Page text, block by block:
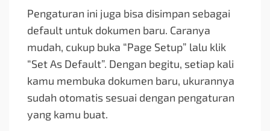
Pengaturan ini juga bisa disimpan sebagai
default untuk dokumen baru. Caranya
mudah, cukup buka “Page Setup” lalu klik
“Set As Default”. Dengan begitu, setiap kali
kamu membuka dokumen baru, ukurannya
sudah otomatis sesuai dengan pengaturan
yang kamu buat.